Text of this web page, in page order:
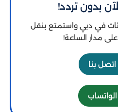
بدون تردد!
في دبي واستمتع بنقل
مدار الساعة!
اتصل بنا
الواتساب